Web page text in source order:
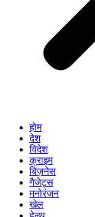
होम
देश
विदेश
क्राइम
बिज़नेस
गैजेट्स
मनोरंजन
खेल